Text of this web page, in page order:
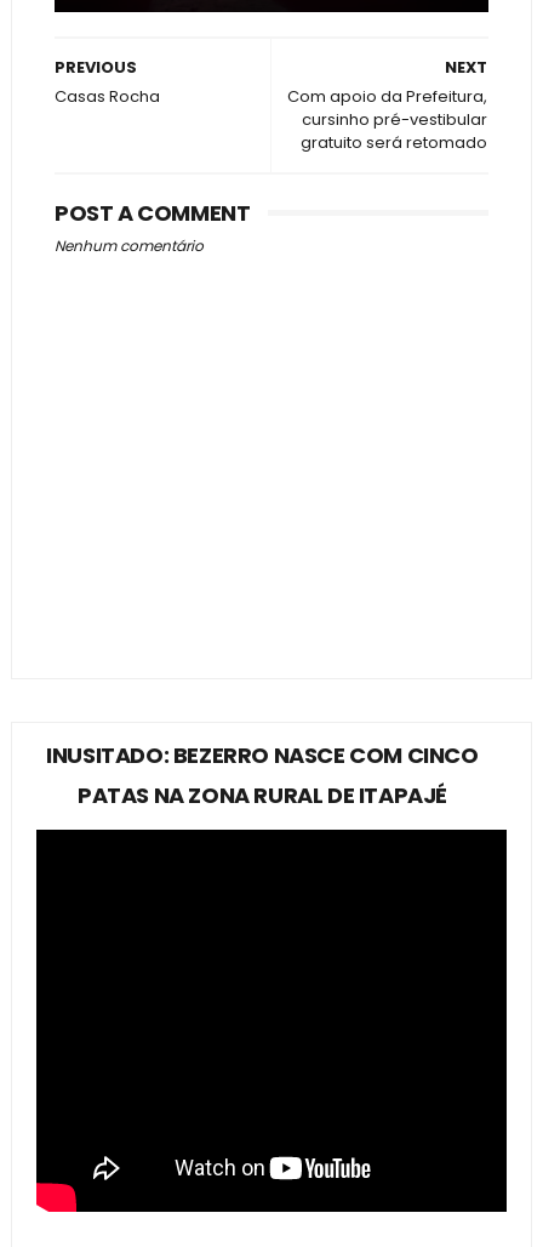
NEXT
Com apoio da Prefeitura,
cursinho pré-vestibular
gratuito será retomado
PREVIOUS
Casas Rocha
POST A COMMENT
Nenhum comentário
INUSITADO: BEZERRO NASCE COM CINCO
PATAS NA ZONA RURAL DE ITAPAJÉ